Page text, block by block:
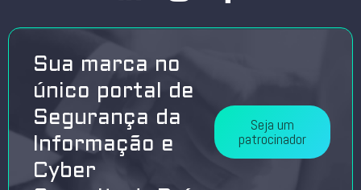
Sua marca no
único portal de
Segurança da
Informação e
Cyber
Seja um
patrocinador